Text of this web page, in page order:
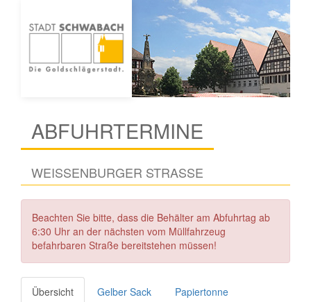
ABFUHRTERMINE
WEISSENBURGER STRASSE
Beachten Sie bitte, dass die Behälter am Abfuhrtag ab
6:30 Uhr an der nächsten vom Müllfahrzeug
befahrbaren Straße bereitstehen müssen!
Übersicht Gelber Sack Papiertonne